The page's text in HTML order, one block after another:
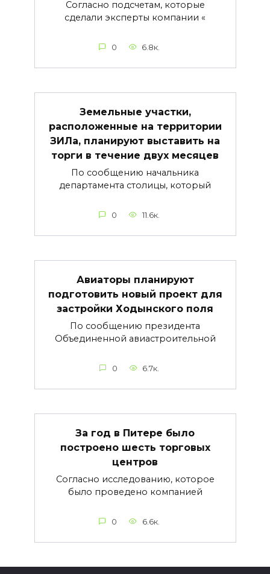
Согласно подсчетам, которые
сделали эксперты компании «
0 6.8к.
Земельные участки,
расположенные на территории
ЗИЛа, планируют выставить на
торги в течение двух месяцев
По сообщению начальника
департамента столицы, который
0 11.6к.
Авиаторы планируют
подготовить новый проект для
застройки Ходынского поля
По сообщению президента
Объединенной авиастроительной
0 6.7к.
За год в Питере было
построено шесть торговых
центров
Согласно исследованию, которое
было проведено компанией
0 6.6к.